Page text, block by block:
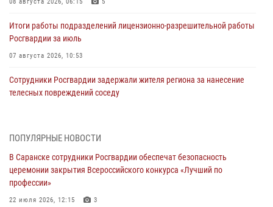
08 августа 2026, 06:15 5
Итоги работы подразделений лицензионно-разрешительной работы
Росгвардии за июль
07 августа 2026, 10:53
Сотрудники Росгвардии задержали жителя региона за нанесение
телесных повреждений соседу
Команда Управления Росгвардии по Республике Мордовия приняла
07 августа 2026, 08:33
Росгвардейцы выполнили в полном объёме задачи по охране
общественного порядка в период важного для Мордовии
ПОПУЛЯРНЫЕ НОВОСТИ
В Саранске сотрудники Росгвардии обеспечат безопасность
церемонии закрытия Всероссийского конкурса «Лучший по
профессии»
22 июля 2026, 12:15 3